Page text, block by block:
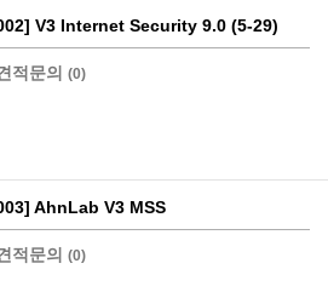
V3 Internet Security 9.0 (5-29)
적문의 (0)
AhnLab V3 MSS
적문의 (0)